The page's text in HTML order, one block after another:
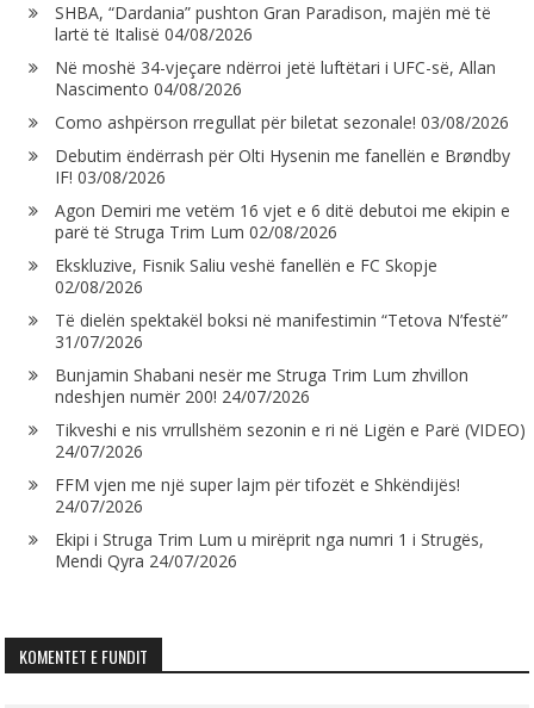
SHBA, “Dardania” pushton Gran Paradison, majën më të
lartë të Italisë 04/08/2026
Në moshë 34-vjeçare ndërroi jetë luftëtari i UFC-së, Allan
Nascimento 04/08/2026
Como ashpërson rregullat për biletat sezonale! 03/08/2026
Debutim ëndërrash për Olti Hysenin me fanellën e Brøndby
IF! 03/08/2026
Agon Demiri me vetëm 16 vjet e 6 ditë debutoi me ekipin e
parë të Struga Trim Lum 02/08/2026
Ekskluzive, Fisnik Saliu veshë fanellën e FC Skopje
02/08/2026
Të dielën spektakël boksi në manifestimin “Tetova N’festë”
31/07/2026
Bunjamin Shabani nesër me Struga Trim Lum zhvillon
ndeshjen numër 200! 24/07/2026
Tikveshi e nis vrrullshëm sezonin e ri në Ligën e Parë (VIDEO)
24/07/2026
FFM vjen me një super lajm për tifozët e Shkëndijës!
24/07/2026
Ekipi i Struga Trim Lum u mirëprit nga numri 1 i Strugës,
Mendi Qyra 24/07/2026
KOMENTET E FUNDIT